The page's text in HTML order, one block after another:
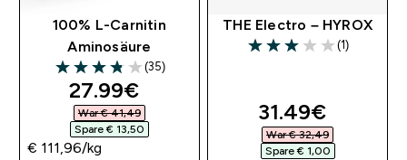
100% L-Carnitin
Aminosäure
3.83 out of 5 stars
(35)
discounted price
27.99€‎
War € 41,49‎
Spare € 13,50‎
€ 111,96‎/kg
THE Electro – HYROX
3 out of 5 stars
(1)
discounted
31.49€‎
War € 32,49‎
Spare € 1,00‎